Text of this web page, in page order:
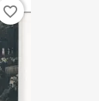
favorite_border